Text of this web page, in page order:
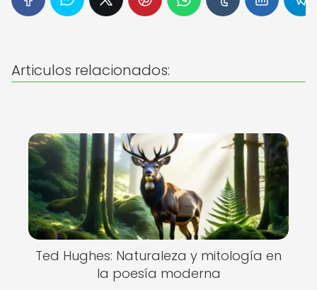
Articulos relacionados:
Ted Hughes: Naturaleza y mitología en
la poesía moderna